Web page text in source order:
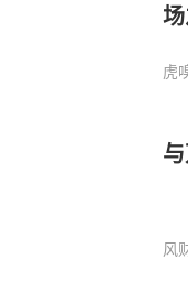
虎
风